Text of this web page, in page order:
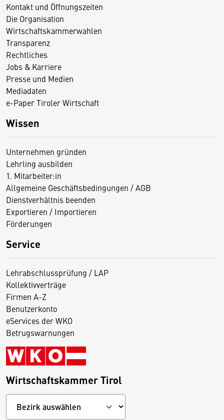
Kontakt und Öffnungszeiten
Die Organisation
Wirtschaftskammerwahlen
Transparenz
Rechtliches
Jobs & Karriere
Presse und Medien
Mediadaten
e-Paper Tiroler Wirtschaft
Wissen
Unternehmen gründen
Lehrling ausbilden
1. Mitarbeiter:in
Allgemeine Geschäftsbedingungen / AGB
Dienstverhältnis beenden
Exportieren / Importieren
Förderungen
Service
Lehrabschlussprüfung / LAP
Kollektivverträge
Firmen A-Z
Benutzerkonto
eServices der WKO
Betrugswarnungen
Wirtschaftskammer Tirol